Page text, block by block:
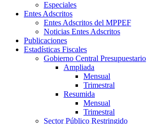
Especiales
Entes Adscritos
Entes Adscritos del MPPEF
Noticias Entes Adscritos
Publicaciones
Estadísticas Fiscales
Gobierno Central Presupuestario
Ampliada
Mensual
Trimestral
Resumida
Mensual
Trimestral
Sector Público Restringido